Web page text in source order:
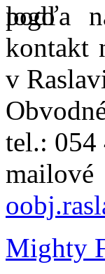
podľa
kontakt
v
tel.: 054
Mighty